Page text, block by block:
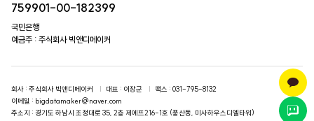
759901-00-182399
국민은행
예금주 : 주식회사 빅앤디메이커
회사 : 주식회사 빅앤디메이커 대표 : 이장군 팩스 : 031-795-8132
이메일 : bigdatamaker@naver.com
주소지 : 경기도 하남시 조정대로 35, 2층 제에프216-1호 (풍산동, 미사하우스디엘타워)